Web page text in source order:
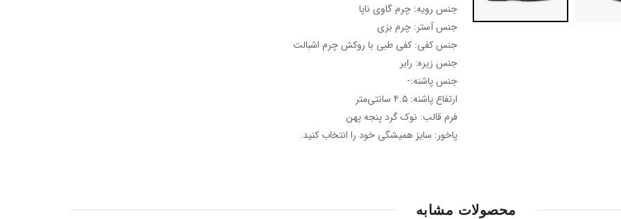
جنس رویه: چرم گاوی ناپا
جنس آستر: چرم بزی
جنس کفی: کفی طبی با روکش چرم اشبالت
جنس زیره: رابر
جنس پاشنه:-
ارتفاع پاشنه: ۴.۵ سانتی‌متر
فرم قالب: نوک گرد پنجه پهن
پاخور: سایز همیشگی خود را انتخاب کنید.
محصولات مشابه